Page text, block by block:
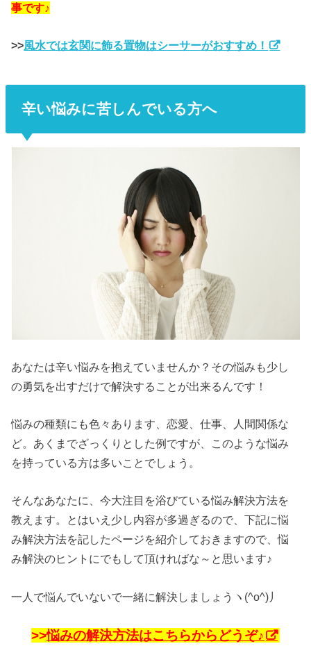
事です♪
>>風水では玄関に飾る置物はシーサーがおすすめ！
辛い悩みに苦しんでいる方へ
あなたは辛い悩みを抱えていませんか？その悩みも少し
の勇気を出すだけで解決することが出来るんです！
悩みの種類にも色々あります、恋愛、仕事、人間関係な
ど。あくまでざっくりとした例ですが、このような悩み
を持っている方は多いことでしょう。
そんなあなたに、今大注目を浴びている悩み解決方法を
教えます。とはいえ少し内容が多過ぎるので、下記に悩
み解決方法を記したページを紹介しておきますので、悩
み解決のヒントにでもして頂ければな～と思います♪
一人で悩んでいないで一緒に解決しましょうヽ(^o^)丿
>>悩みの解決方法はこちらからどうぞ♪